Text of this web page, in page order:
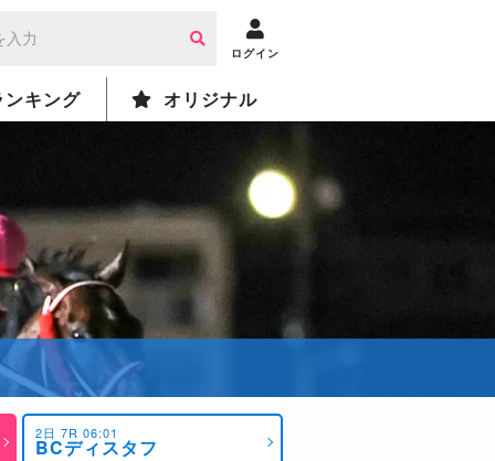
ログイン
ンキング オリジナル
2日 7R 06:01
BCディスタフ